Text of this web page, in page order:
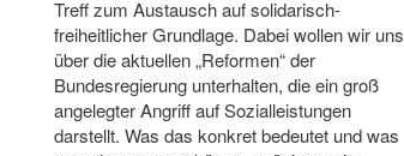
Treff zum Austausch auf solidarisch-
freiheitlicher Grundlage. Dabei wollen wir uns
über die aktuellen „Reformen“ der
Bundesregierung unterhalten, die ein groß
angelegter Angriff auf Sozialleistungen
darstellt. Was das konkret bedeutet und was